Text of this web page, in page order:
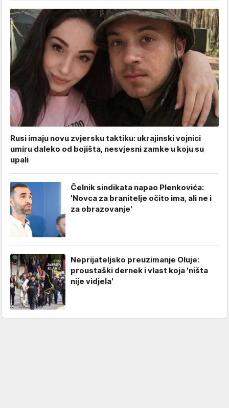
Rusi imaju novu zvjersku taktiku: ukrajinski vojnici
umiru daleko od bojišta, nesvjesni zamke u koju su
upali
Čelnik sindikata napao Plenkovića:
'Novca za branitelje očito ima, ali ne i
za obrazovanje'
Neprijateljsko preuzimanje Oluje:
proustaški dernek i vlast koja 'ništa
nije vidjela'